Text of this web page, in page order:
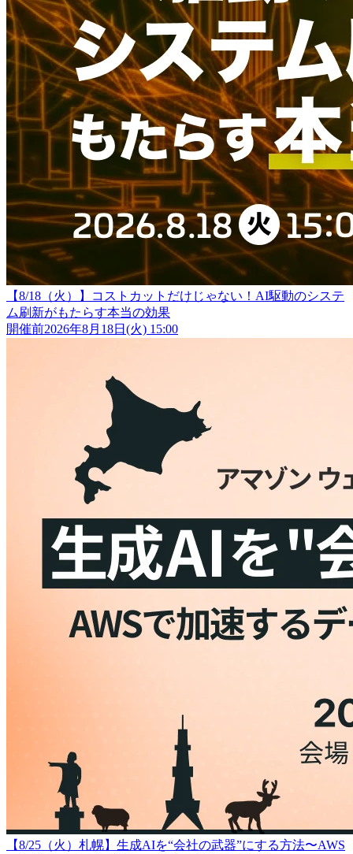
【8/18（火）】コストカットだけじゃない！AI駆動のシステ
ム刷新がもたらす本当の効果
開催前2026年8月18日(火) 15:00
【8/25（火）札幌】生成AIを“会社の武器”にする方法〜AWS